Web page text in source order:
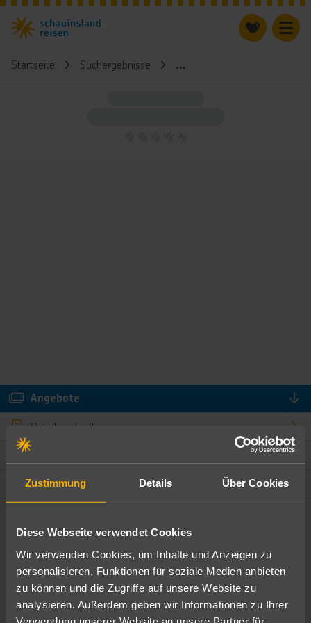
Zustimmung Details Über Cookies
Diese Webseite verwendet Cookies
Wir verwenden Cookies, um Inhalte und Anzeigen zu
personalisieren, Funktionen für soziale Medien anbieten
zu können und die Zugriffe auf unsere Website zu
analysieren. Außerdem geben wir Informationen zu Ihrer
Startseite Suchergebnisse ...
Angebote
Hotelbeschreibung
Lage und Umgebung
Angebote filtern
Ändere die Kriterien nach deinen Wünschen
Pauschal Nur Hotel